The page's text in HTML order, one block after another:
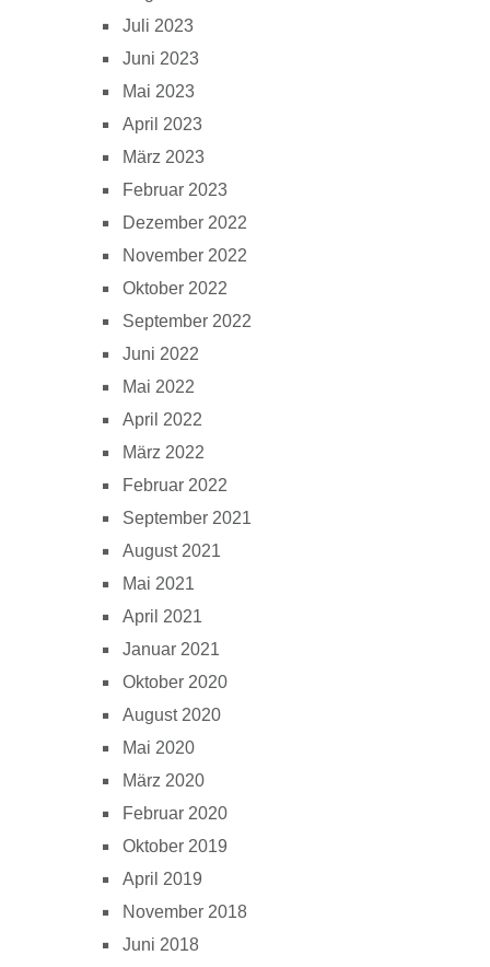
Juli 2023
Juni 2023
Mai 2023
April 2023
März 2023
Februar 2023
Dezember 2022
November 2022
Oktober 2022
September 2022
Juni 2022
Mai 2022
April 2022
März 2022
Februar 2022
September 2021
August 2021
Mai 2021
April 2021
Januar 2021
Oktober 2020
August 2020
Mai 2020
März 2020
Februar 2020
Oktober 2019
April 2019
November 2018
Juni 2018